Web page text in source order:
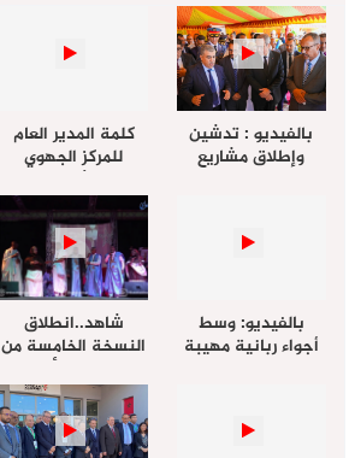
بالفيديو : تدشين
وإطلاق مشاريع
كلمة المدير العام
للمركز الجهوي
للإستثمار خلال
أشغال لإجتماع
التقييمي للجنة
الجهوية الموحد
لإستثمار بجهة
الداخلة…
بالفيديو: وسط
أجواء ربانية مهيبة
جموع المصلين
شاهد..انطلاق
النسخة الخامسة من
مهرجان “الأمداح
النبوية” المنظم من
طرف مجلس جهة
الداخلة وادي الذهب